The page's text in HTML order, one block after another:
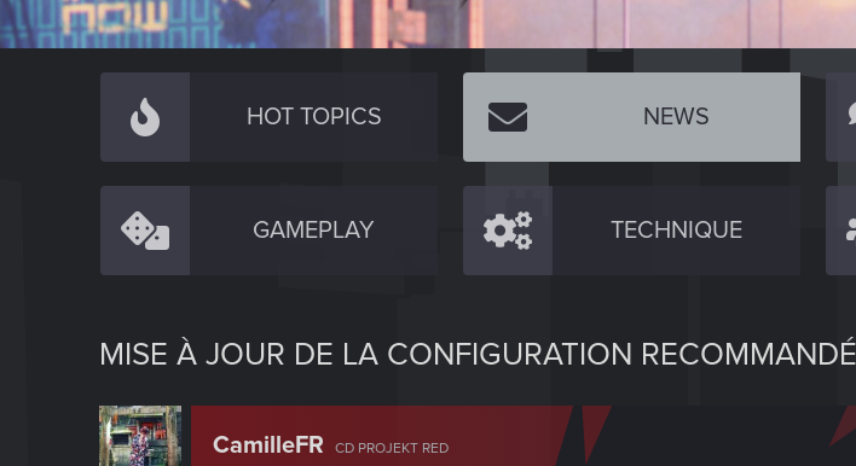
HOT TOPICS NEWS
GAMEPLAY TECHNIQUE
MISE À JOUR DE LA CONFIGURATION
CamilleFR CD PROJEKT RED